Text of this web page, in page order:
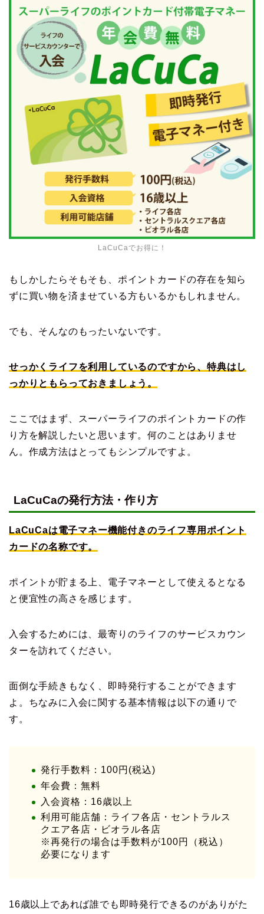
LaCuCaでお得に！
もしかしたらそもそも、ポイントカードの存在を知ら
ずに買い物を済ませている方もいるかもしれません。
でも、そんなのもったいないです。
せっかくライフを利用しているのですから、特典はし
っかりともらっておきましょう。
ここではまず、スーパーライフのポイントカードの作
り方を解説したいと思います。何のことはありませ
ん。作成方法はとってもシンプルですよ。
LaCuCaの発行方法・作り方
LaCuCaは電子マネー機能付きのライフ専用ポイント
カードの名称です。
ポイントが貯まる上、電子マネーとして使えるとなる
と便宜性の高さを感じます。
入会するためには、最寄りのライフのサービスカウン
ターを訪れてください。
面倒な手続きもなく、即時発行することができます
よ。ちなみに入会に関する基本情報は以下の通りで
す。
発行手数料：100円(税込)
年会費：無料
入会資格：16歳以上
利用可能店舗：ライフ各店・セントラルス
クエア各店・ビオラル各店
※再発行の場合は手数料が100円（税込）
必要になります
16歳以上であれば誰でも即時発行できるのがありがた